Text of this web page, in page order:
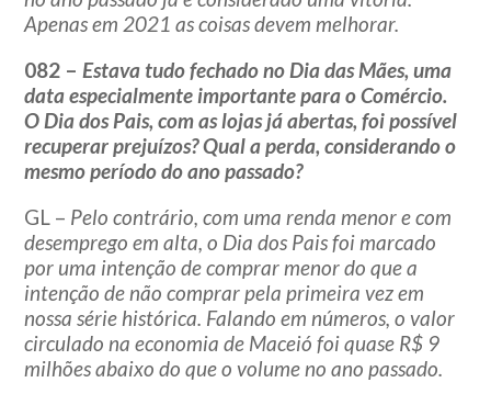
Apenas em 2021 as coisas devem melhorar.
082 – Estava tudo fechado no Dia das Mães, uma
data especialmente importante para o Comércio.
O Dia dos Pais, com as lojas já abertas, foi possível
recuperar prejuízos? Qual a perda, considerando o
mesmo período do ano passado?
GL – Pelo contrário, com uma renda menor e com
desemprego em alta, o Dia dos Pais foi marcado
por uma intenção de comprar menor do que a
intenção de não comprar pela primeira vez em
nossa série histórica. Falando em números, o valor
circulado na economia de Maceió foi quase R$ 9
milhões abaixo do que o volume no ano passado.